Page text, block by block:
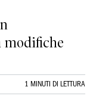
modifiche
1 MINUTI DI LETTURA